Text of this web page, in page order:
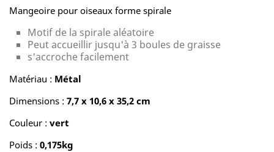
Mangeoire pour oiseaux forme spirale
Motif de la spirale aléatoire
Peut accueillir jusqu'à 3 boules de graisse
s'accroche facilement
Matériau : Métal
Dimensions : 7,7 x 10,6 x 35,2 cm
Couleur : vert
Poids : 0,175kg